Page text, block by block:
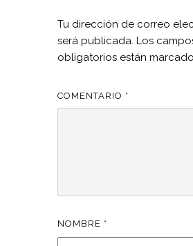
Tu dirección de correo
será publicada. Los
obligatorios están
COMENTARIO *
NOMBRE *